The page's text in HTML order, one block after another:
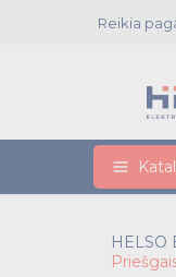
Reikia
HELSO